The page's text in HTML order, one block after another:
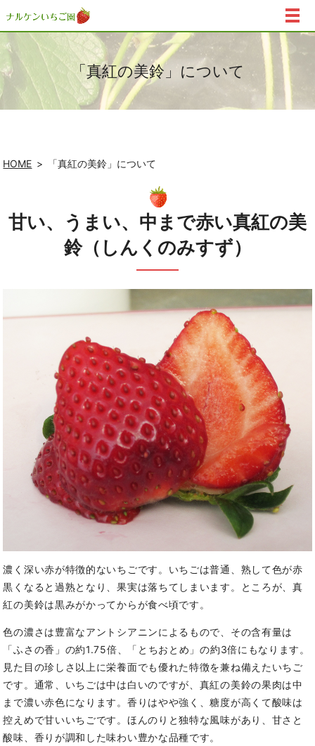
「真紅の美鈴」について
HOME 「真紅の美鈴」について
甘い、うまい、中まで赤い真紅の美
鈴（しんくのみすず）
濃く深い赤が特徴的ないちごです。 いちごは普通、熟して色が赤
黒くなると過熟となり、果実は落ちてしまいます。
ところが、真
紅の美鈴は黒みがかってからが食べ頃です。
色の濃さは豊富なアントシアニンによるもので、その含有量は
「ふさの香」の約1.75倍、「とちおとめ」の約3倍にもなります。
見た目の珍しさ以上に栄養面でも優れた特徴を兼ね備えたいちご
です。 通常、いちごは中は白いのですが、真紅の美鈴の果肉は中
まで濃い赤色になります。 香りはやや強く、糖度が高くて酸味は
控えめで甘いいちごです。ほんのりと独特な風味があり、甘さと
酸味、香りが調和した味わい豊かな品種です。